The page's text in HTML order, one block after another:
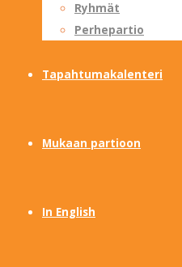
Ryhmät
Perhepartio
Tapahtumakalenteri
Mukaan partioon
In English